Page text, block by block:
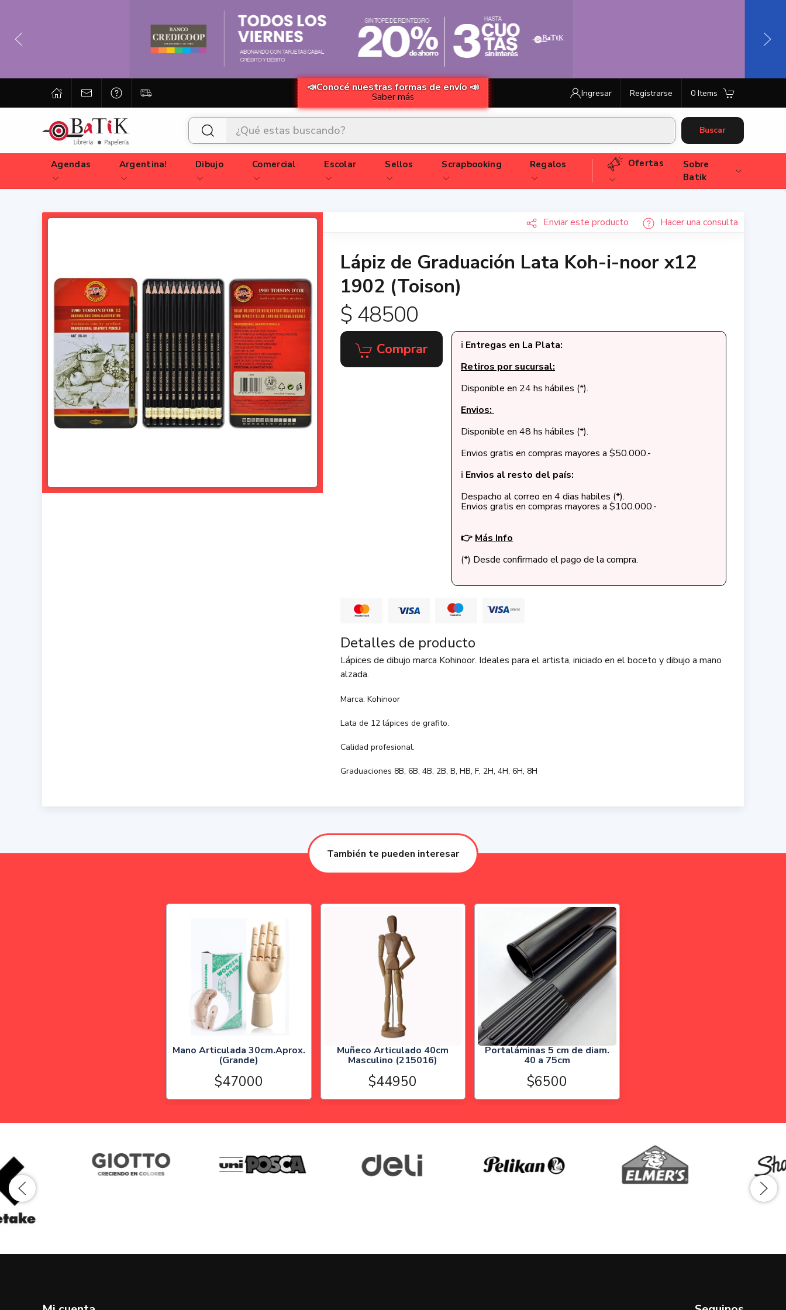
📣Conocé nuestras formas de envío 📣
Saber más Ingresar Registrarse 0 Items
Buscar
Agendas Argentina! Dibujo Comercial Escolar Sellos Scrapbooking Regalos Ofertas
Sobre
Batik
Enviareste producto Hacer una consulta
Lápiz de Graduación Lata Koh-i-noor x12
1902 (Toison)
$ 48500
Comprar ℹ️ Entregas en La Plata:
Retiros por sucursal:
Disponible en 24 hs hábiles (*).
Envios:
Disponible en 48 hs hábiles (*).
Envios gratis en compras mayores a $50.000.-
ℹ️ Envios al resto del país:
Despacho al correo en 4 dias habiles (*).
Envios gratis en compras mayores a $100.000.-
👉Más Info
(*) Desde confirmado el pago de la compra.
Detalles de producto
Lápices de dibujo marca Kohinoor. Ideales para el artista, iniciado en el boceto y dibujo a mano
alzada.
Marca: Kohinoor
Lata de 12 lápices de grafito.
Calidad profesional.
Graduaciones 8B, 6B, 4B, 2B, B, HB, F, 2H, 4H, 6H, 8H
También te pueden interesar
Mano Articulada 30cm.Aprox.
(Grande)
$47000
Muñeco Articulado 40cm
Masculino (215016)
$44950
Portaláminas 5 cm de diam.
40 a 75cm
$6500